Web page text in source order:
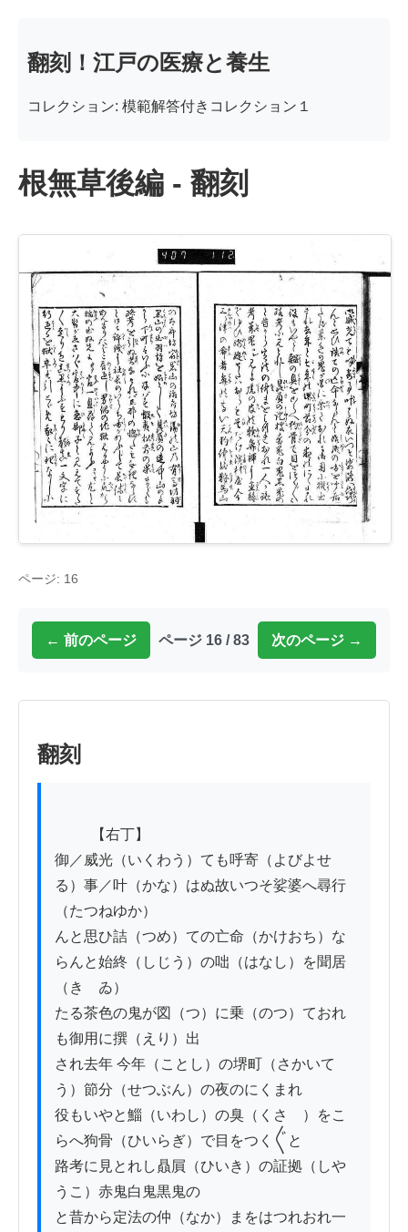
翻刻！江戸の医療と養生
コレクション: 模範解答付きコレクション１
根無草後編 - 翻刻
ページ: 16
← 前のページ ページ 16 / 83 次のページ →
翻刻
御／威光（いくわう）ても呼寄（よびよせ
る）事／叶（かな）はぬ故いつそ娑婆へ尋行
（たつねゆか）
んと思ひ詰（つめ）ての亡命（かけおち）な
らんと始終（しじう）の咄（はなし）を聞居
（きゝゐ）
たる茶色の鬼が図（つ）に乗（のつ）ておれ
も御用に撰（えり）出
され去年 今年（ことし）の堺町（さかいて
う）節分（せつぶん）の夜のにくまれ
役もいやと鯔（いわし）の臭（くさゝ）をこ
らへ狗骨（ひいらぎ）で目をつく〲と
路考に見とれし贔屓（ひいき）の証拠（しや
うこ）赤鬼白鬼黒鬼の
と昔から定法の仲（なか）まをはつれおれ一